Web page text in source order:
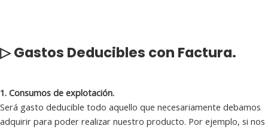
▷ Gastos Deducibles con Factura.
1. Consumos de explotación.
Será gasto deducible todo aquello que necesariamente debamos
adquirir para poder realizar nuestro producto. Por ejemplo, si nos